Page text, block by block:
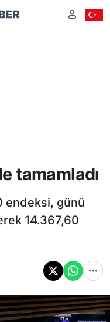
tamamladı
endeksi, günü
14.367,60